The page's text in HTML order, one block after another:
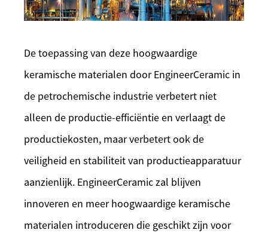
De toepassing van deze hoogwaardige
keramische materialen door EngineerCeramic in
de petrochemische industrie verbetert niet
alleen de productie-efficiëntie en verlaagt de
productiekosten, maar verbetert ook de
veiligheid en stabiliteit van productieapparatuur
aanzienlijk. EngineerCeramic zal blijven
innoveren en meer hoogwaardige keramische
materialen introduceren die geschikt zijn voor